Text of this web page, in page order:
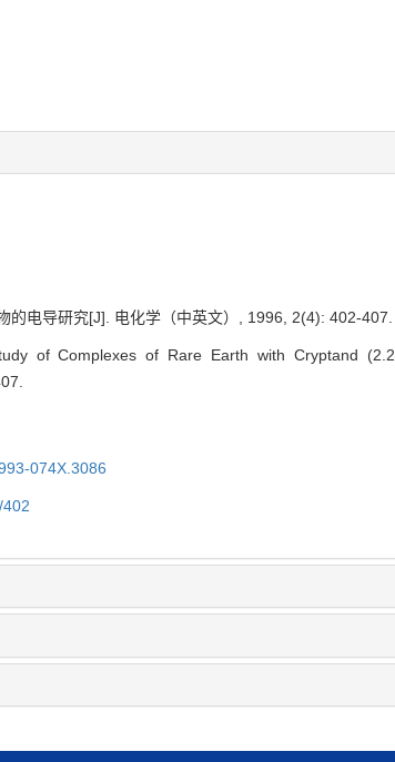
的电导研究[J]. 电化学（中英文）, 1996, 2(4): 402-407.
of Complexes of Rare Earth with Cryptand
074X.3086